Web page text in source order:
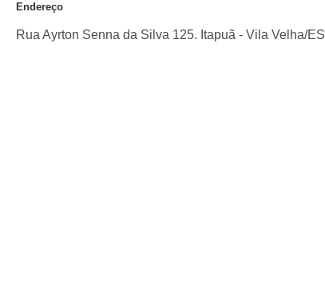
Endereço
Rua Ayrton Senna da Silva 125. Itapuã - Vila Velha/ES